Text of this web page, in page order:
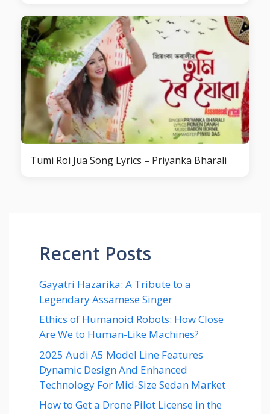
Tumi Roi Jua Song Lyrics – Priyanka Bharali
Recent Posts
Gayatri Hazarika: A Tribute to a
Legendary Assamese Singer
Ethics of Humanoid Robots: How Close
Are We to Human-Like Machines?
2025 Audi A5 Model Line Features
Dynamic Design And Enhanced
Technology For Mid-Size Sedan Market
How to Get a Drone Pilot License in the